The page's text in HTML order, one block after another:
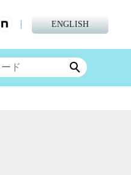
ENGLISH